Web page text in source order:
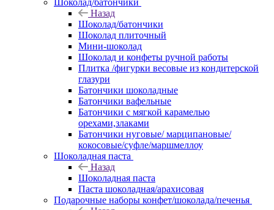
Шоколад/батончики
Назад
Шоколад/батончики
Шоколад плиточный
Мини-шоколад
Шоколад и конфеты ручной работы
Плитка /фигурки весовые из кондитерской
глазури
Батончики шоколадные
Батончики вафельные
Батончики с мягкой карамелью
орехами,злаками
Батончики нуговые/ марципановые/
кокосовые/суфле/маршмеллоу
Шоколадная паста
Назад
Шоколадная паста
Паста шоколадная/арахисовая
Подарочные наборы конфет/шоколада/печенья